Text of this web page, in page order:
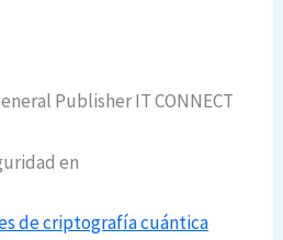
Publisher IT CONNECT
en
de criptografía cuántica